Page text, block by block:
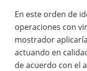
En este orden de
operaciones con
mostrador
actuando en
de acuerdo con el